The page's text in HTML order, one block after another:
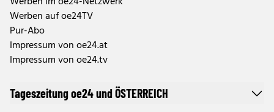
Werben auf oe24TV
Pur-Abo
Impressum von oe24.at
Impressum von oe24.tv
Tageszeitung oe24 und ÖSTERREICH